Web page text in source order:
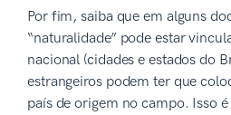
Por fim, saiba que em alguns
“naturalidade” pode estar
nacional (cidades e estados do
estrangeiros podem ter que
país de origem no campo. Isso